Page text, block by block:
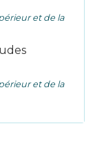
et de la
et de la